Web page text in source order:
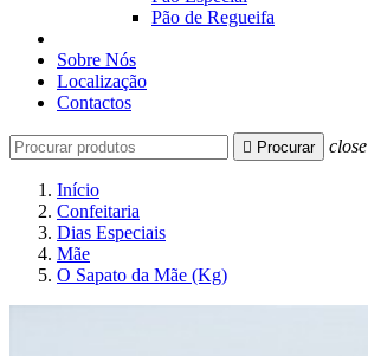
Pão de Regueifa
Sobre Nós
Localização
Contactos
 Procurar close
Início
Confeitaria
Dias Especiais
Mãe
O Sapato da Mãe (Kg)